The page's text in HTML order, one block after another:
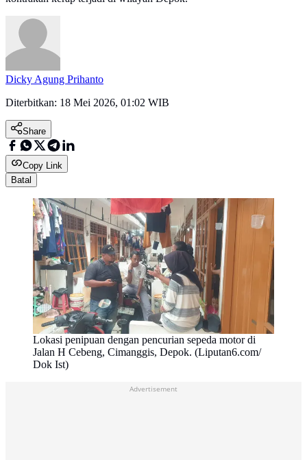
Dicky Agung Prihanto
Diterbitkan: 18 Mei 2026, 01:02 WIB
Share
Copy Link
Batal
Lokasi penipuan dengan pencurian sepeda motor di
Jalan H Cebeng, Cimanggis, Depok. (Liputan6.com/
Dok Ist)
Advertisement